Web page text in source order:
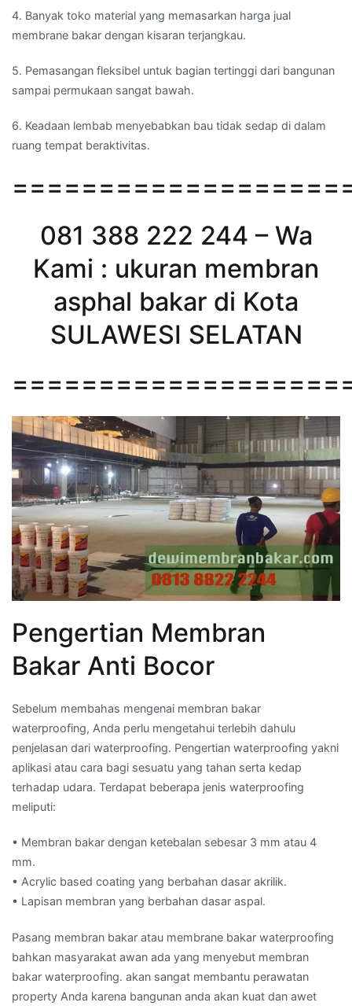
4. Banyak toko material yang memasarkan harga jual
membrane bakar dengan kisaran terjangkau.
5. Pemasangan fleksibel untuk bagian tertinggi dari bangunan
sampai permukaan sangat bawah.
6. Keadaan lembab menyebabkan bau tidak sedap di dalam
ruang tempat beraktivitas.
081 388 222 244 – Wa
Kami : ukuran membran
asphal bakar di Kota
SULAWESI SELATAN
Pengertian Membran
Bakar Anti Bocor
Sebelum membahas mengenai membran bakar
waterproofing, Anda perlu mengetahui terlebih dahulu
penjelasan dari waterproofing. Pengertian waterproofing yakni
aplikasi atau cara bagi sesuatu yang tahan serta kedap
terhadap udara. Terdapat beberapa jenis waterproofing
meliputi:
• Membran bakar dengan ketebalan sebesar 3 mm atau 4
mm.
• Acrylic based coating yang berbahan dasar akrilik.
• Lapisan membran yang berbahan dasar aspal.
Pasang membran bakar atau membrane bakar waterproofing
bahkan masyarakat awan ada yang menyebut membran
bakar waterproofing. akan sangat membantu perawatan
property Anda karena bangunan anda akan kuat dan awet